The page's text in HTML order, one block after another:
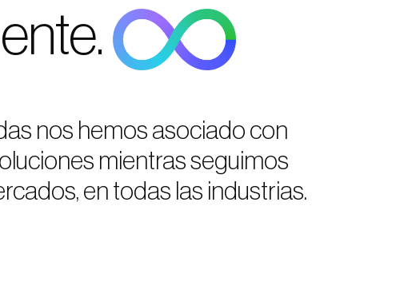
nos hemos asociado con
mientras seguimos
en todas las industrias.